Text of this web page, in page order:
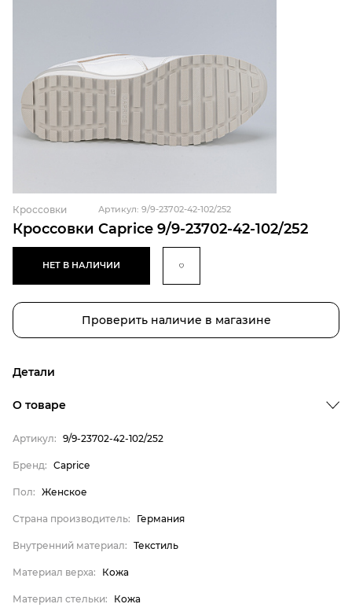
Кроссовки Caprice 9/9-23702-42-102/252
Кроссовки Артикул: 9/9-23702-42-102/252
НЕТ В НАЛИЧИИ
Проверить наличие в магазине
Детали
Бренд
Пол
Caprice
О товаре
Артикул: 9/9-23702-42-102/252
Бренд: Caprice
Пол: Женское
Страна производитель: Германия
Внутренний материал: Текстиль
Материал верха: Кожа
Материал стельки: Кожа